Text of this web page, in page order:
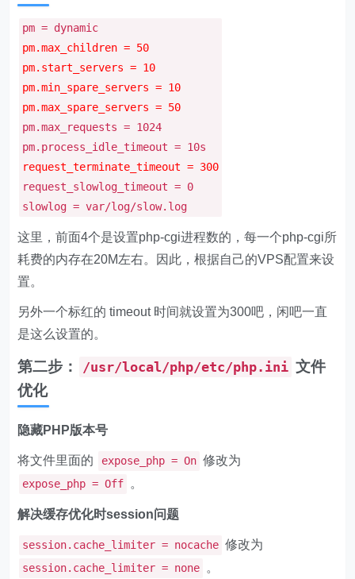
pm = dynamic
pm.max_children = 50
pm.start_servers = 10
pm.min_spare_servers = 10
pm.max_spare_servers = 50
pm.max_requests = 1024
pm.process_idle_timeout = 10s
request_terminate_timeout = 300
request_slowlog_timeout = 0
slowlog = var/log/slow.log
这里，前面4个是设置php-cgi进程数的，每一个php-cgi所
耗费的内存在20M左右。因此，根据自己的VPS配置来设
置。
另外一个标红的 timeout 时间就设置为300吧，闲吧一直
是这么设置的。
第二步： /usr/local/php/etc/php.ini 文件
优化
隐藏PHP版本号
将文件里面的 expose_php = On 修改为
expose_php = Off 。
解决缓存优化时session问题
session.cache_limiter = nocache 修改为
session.cache_limiter = none 。